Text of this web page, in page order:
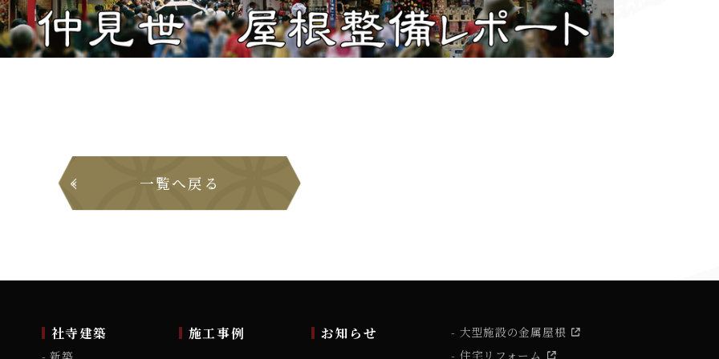
一覧へ戻る
社寺建築
施工事例
お知らせ
大型施設の金属屋根
住宅リフォーム